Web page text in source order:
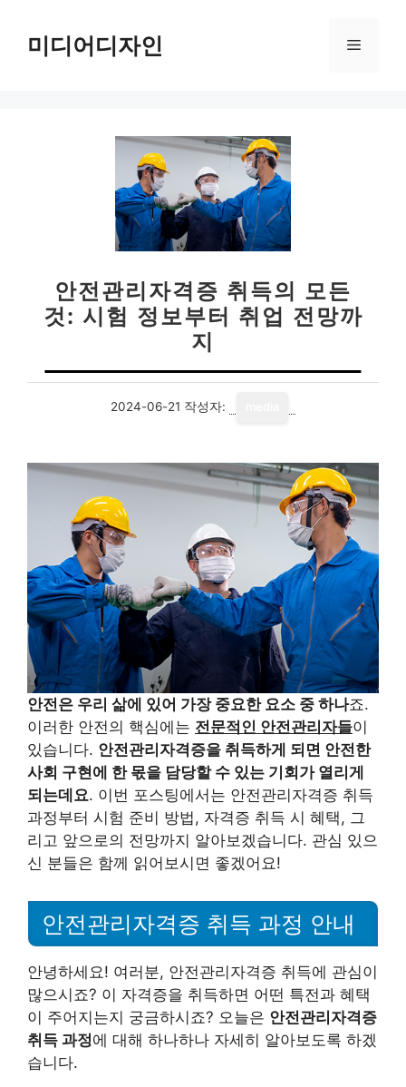
미디어디자인 메
안전관리자격증 취득의 모든
것: 시험 정보부터 취업 전망까
지
2024-06-21 작성자:
안전은 우리 삶에 있어 가장 중요한 요소 중 하나죠.
이러한 안전의 핵심에는 전문적인 안전관리자들이
있습니다. 안전관리자격증을 취득하게 되면 안전한
사회 구현에 한 몫을 담당할 수 있는 기회가 열리게
되는데요. 이번 포스팅에서는 안전관리자격증 취득
과정부터 시험 준비 방법, 자격증 취득 시 혜택, 그
리고 앞으로의 전망까지 알아보겠습니다. 관심 있으
신 분들은 함께 읽어보시면 좋겠어요!
안전관리자격증 취득 과정 안내
안녕하세요! 여러분, 안전관리자격증 취득에 관심이
많으시죠? 이 자격증을 취득하면 어떤 특전과 혜택
이 주어지는지 궁금하시죠? 오늘은 안전관리자격증
취득 과정에 대해 하나하나 자세히 알아보도록 하겠
습니다.